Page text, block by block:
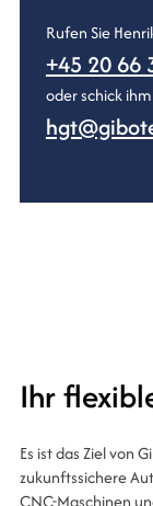
Rufen Sie
+45 20 66
oder schick
Ihr
Es ist das Ziel von
zukunftssichere